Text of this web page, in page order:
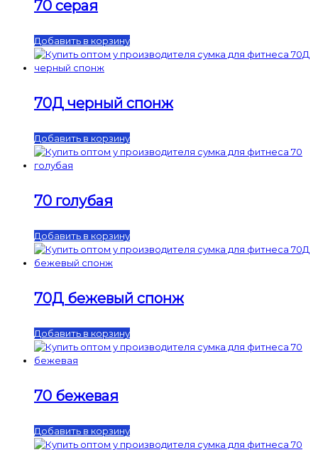
70 серая
Добавить в корзину
70Д черный спонж
Добавить в корзину
70 голубая
Добавить в корзину
70Д бежевый спонж
Добавить в корзину
70 бежевая
Добавить в корзину